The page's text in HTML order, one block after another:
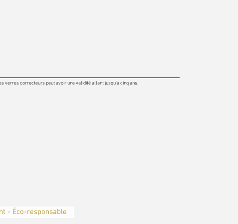
verres correcteurs peut avoir une validité allant jusqu'à cinq ans.
- Éco-responsable